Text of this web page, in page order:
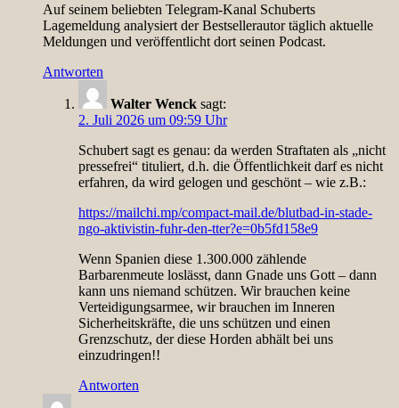
Auf seinem beliebten Telegram-Kanal Schuberts
Lagemeldung analysiert der Bestsellerautor täglich aktuelle
Meldungen und veröffentlicht dort seinen Podcast.
Antworten
Walter Wenck sagt:
2. Juli 2026 um 09:59 Uhr
Schubert sagt es genau: da werden Straftaten als „nicht
pressefrei“ tituliert, d.h. die Öffentlichkeit darf es nicht
erfahren, da wird gelogen und geschönt – wie z.B.:
https://mailchi.mp/compact-mail.de/blutbad-in-stade-
ngo-aktivistin-fuhr-den-tter?e=0b5fd158e9
Wenn Spanien diese 1.300.000 zählende
Barbarenmeute loslässt, dann Gnade uns Gott – dann
kann uns niemand schützen. Wir brauchen keine
Verteidigungsarmee, wir brauchen im Inneren
Sicherheitskräfte, die uns schützen und einen
Grenzschutz, der diese Horden abhält bei uns
einzudringen!!
Antworten